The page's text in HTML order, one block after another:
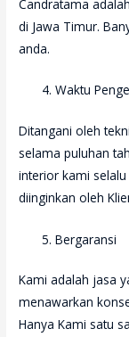
Candratama
di Jawa Timur.
anda.
Waktu
Ditangani oleh
selama puluhan
interior kami
diinginkan oleh
Bergaransi
Kami adalah jasa
menawarkan
Hanya Kami satu